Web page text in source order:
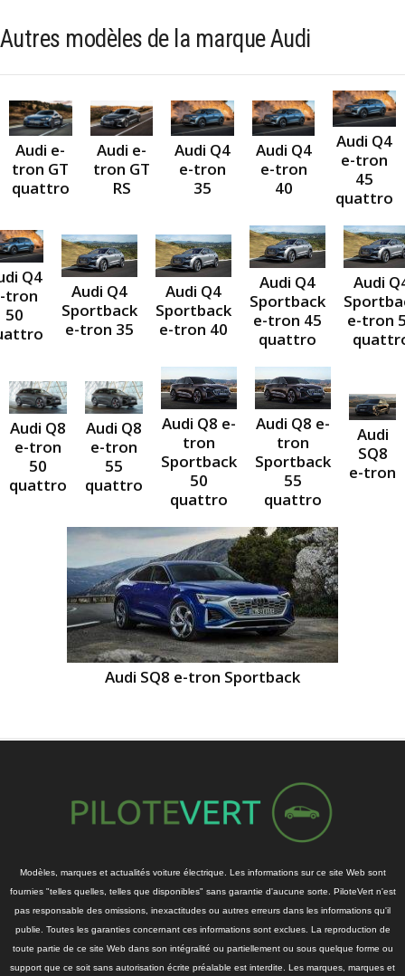
Autres modèles de la marque Audi
Audi e-
tron GT
quattro
Audi e-
tron GT
RS
Audi Q4
e-tron
35
Audi Q4
e-tron
40
Audi Q4
e-tron
45
quattro
Q4
tron
50
Audi Q4
Sportback
e-tron 35
Audi Q4
Sportback
e-tron 40
Audi Q4
Sportback
e-tron 45
quattro
Audi
e-tron
Audi Q8
e-tron
50
quattro
Audi Q8
e-tron
55
quattro
Audi Q8 e-
tron
Sportback
50
quattro
Audi Q8 e-
tron
Sportback
55
quattro
Audi
SQ8
e-tron
Audi SQ8 e-tron Sportback
Modèles, marques et actualités voiture électrique. Les informations sur ce site Web sont
fournies "telles quelles, telles que disponibles" sans garantie d'aucune sorte. PiloteVert n'est
pas responsable des omissions, inexactitudes ou autres erreurs dans les informations qu'il
publie. Toutes les garanties concernant ces informations sont exclues. La reproduction de
toute partie de ce site Web dans son intégralité ou partiellement ou sous quelque forme ou
support que ce soit sans autorisation écrite préalable est interdite. Les marques, marques et